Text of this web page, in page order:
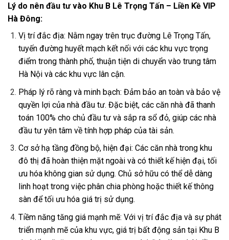
Lý do nên đầu tư vào Khu B Lê Trọng Tấn – Liền Kề VIP
Hà Đông:
Vị trí đắc địa: Nằm ngay trên trục đường Lê Trọng Tấn,
tuyến đường huyết mạch kết nối với các khu vực trọng
điểm trong thành phố, thuận tiện di chuyển vào trung tâm
Hà Nội và các khu vực lân cận.
Pháp lý rõ ràng và minh bạch: Đảm bảo an toàn và bảo vệ
quyền lợi của nhà đầu tư. Đặc biệt, các căn nhà đã thanh
toán 100% cho chủ đầu tư và sắp ra sổ đỏ, giúp các nhà
đầu tư yên tâm về tính hợp pháp của tài sản.
Cơ sở hạ tầng đồng bộ, hiện đại: Các căn nhà trong khu
đô thị đã hoàn thiện mặt ngoài và có thiết kế hiện đại, tối
ưu hóa không gian sử dụng. Chủ sở hữu có thể dễ dàng
linh hoạt trong việc phân chia phòng hoặc thiết kế thông
sàn để tối ưu hóa giá trị sử dụng.
Tiềm năng tăng giá mạnh mẽ: Với vị trí đắc địa và sự phát
triển mạnh mẽ của khu vực, giá trị bất động sản tại Khu B